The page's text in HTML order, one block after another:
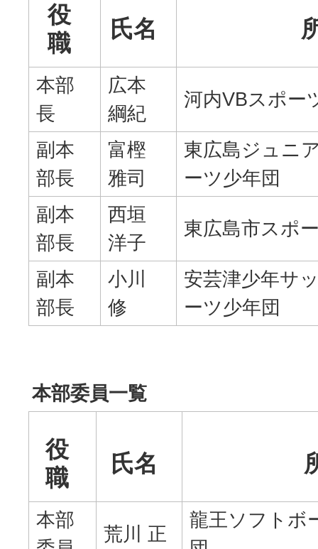
役
職
氏名
本部
長
広本
綱紀
河内VBスポー
副本
部長
富樫
雅司
東広島ジュニ
ーツ少年団
副本
部長
西垣
洋子
東広島市スポ
副本
部長
小川
修
安芸津少年サ
ーツ少年団
本部委員一覧
役
職
氏名
本部
荒川 正
龍王ソフトボ